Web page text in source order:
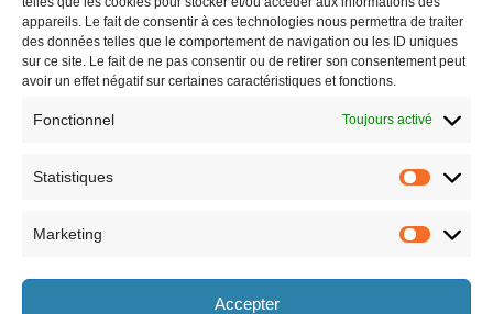
appareils. Le fait de consentir à ces technologies nous permettra de traiter
des données telles que le comportement de navigation ou les ID uniques
sur ce site. Le fait de ne pas consentir ou de retirer son consentement peut
avoir un effet négatif sur certaines caractéristiques et fonctions.
Fonctionnel Toujours activé
Statistiques
Marketing
Accepter
Horaires
le lundi 8h30-12h et 13h30-17h30,
le vendredi 8h30-12h et 13h30-17h,